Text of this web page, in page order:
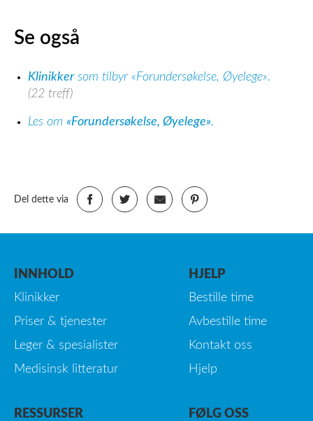
Se også
Klinikkersom tilbyr «Forundersøkelse, Øyelege».
(22 treff)
Les om «Forundersøkelse, Øyelege».
Del dette via
INNHOLD
Klinikker
Priser & tjenester
Leger & spesialister
Medisinsk litteratur
HJELP
Bestille time
Avbestille time
Kontakt oss
Hjelp
RESSURSER
FØLG OSS